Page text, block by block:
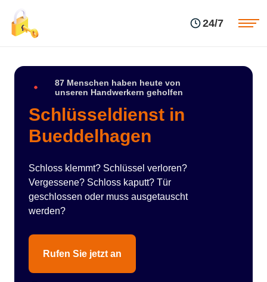
24/7
87 Menschen haben heute von
unseren Handwerkern geholfen
Schlüsseldienst in
Bueddelhagen
Schloss klemmt? Schlüssel verloren?
Vergessene? Schloss kaputt? Tür
geschlossen oder muss ausgetauscht
werden?
Rufen Sie jetzt an